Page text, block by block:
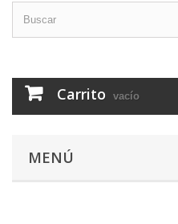
Carrito vacío
MENÚ